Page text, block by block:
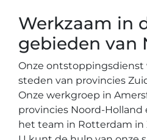
Werkzaam in
gebieden van
Onze ontstoppingsdienst
steden van provincies
Onze werkgroep in
provincies Noord-Holland
het team in Rotterdam in